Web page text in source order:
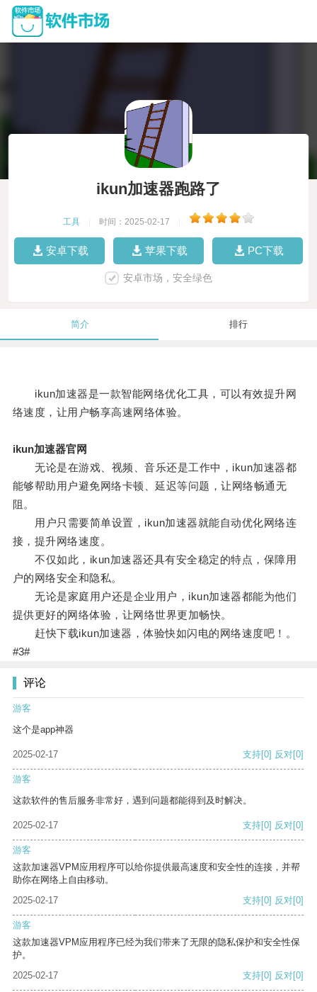
ikun加速器跑路了
工具 时间：2025-02-17
安卓下载 苹果下载 PC下载
安卓市场，安全绿色
简介 排行
ikun加速器是一款智能网络优化工具，可以有效提升网
络速度，让用户畅享高速网络体验。
ikun加速器官网
无论是在游戏、视频、音乐还是工作中，ikun加速器都
能够帮助用户避免网络卡顿、延迟等问题，让网络畅通无
阻。
用户只需要简单设置，ikun加速器就能自动优化网络连
接，提升网络速度。
不仅如此，ikun加速器还具有安全稳定的特点，保障用
户的网络安全和隐私。
无论是家庭用户还是企业用户，ikun加速器都能为他们
提供更好的网络体验，让网络世界更加畅快。
赶快下载ikun加速器，体验快如闪电的网络速度吧！。
#3#
评论
游客
这个是app神器
2025-02-17 支持[0] 反对[0]
游客
这款软件的售后服务非常好，遇到问题都能得到及时解决。
2025-02-17 支持[0] 反对[0]
游客
这款加速器VPM应用程序可以给你提供最高速度和安全性的连接，并帮
助你在网络上自由移动。
2025-02-17
支持[0] 反对[0]
游客
这款加速器VPM应用程序已经为我们带来了无限的隐私保护和安全性保
护。
2025-02-17
支持[0] 反对[0]